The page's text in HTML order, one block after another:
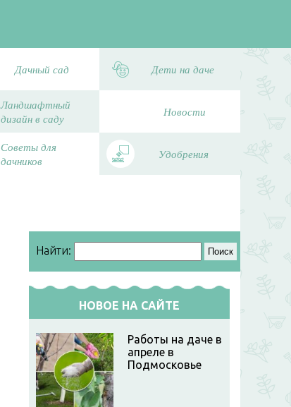
Дачный сад Дети на даче
Ландшафтный
дизайн в саду
Новости
Советы для
дачников
Удобрения
Найти:
НОВОЕ НА САЙТЕ
Работы на даче в
апреле в
Подмосковье